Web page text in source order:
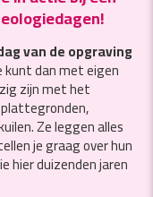
van de opgraving
kunt dan met eigen
zijn met het
Ze leggen alles
je graag over hun
hier duizenden jaren